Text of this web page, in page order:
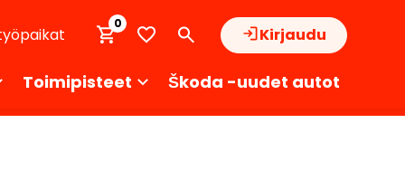
Kirjaudu
0
Toimipisteet Škoda -uudet autot